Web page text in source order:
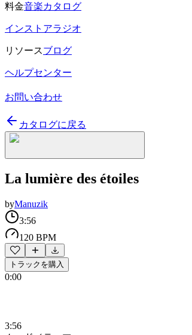
料金音楽カタログ
インストアラジオ
リソースブログ
ヘルプセンター
お問い合わせ
カタログに戻る
La lumière des étoiles
byManuzik
3:56
120 BPM
トラックを購入
0:00
3:56